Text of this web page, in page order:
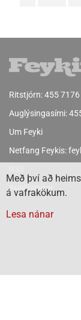
en þetta er
að taka þátt.
Ritstjórn:455 7176
Auglýsingasími:
Um Feyki
Netfang Feykis:
Auglýsingar
Með því að
á vafrakökum.
Lesa nánar